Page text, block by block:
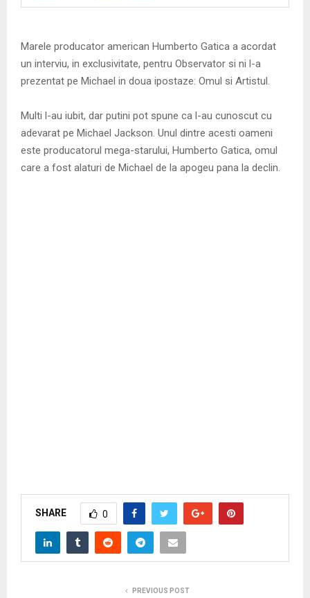
E
N
U
Marele producator american Humberto Gatica a acordat
un interviu, in exclusivitate, pentru Observator si ni l-a
prezentat pe Michael in doua ipostaze: Omul si Artistul.
Multi l-au iubit, dar putini pot spune ca l-au cunoscut cu
adevarat pe Michael Jackson. Unul dintre acesti oameni
este producatorul mega-starului, Humberto Gatica, omul
care a fost alaturi de Michael de la apogeu pana la declin.
SHARE 0
PREVIOUS POST